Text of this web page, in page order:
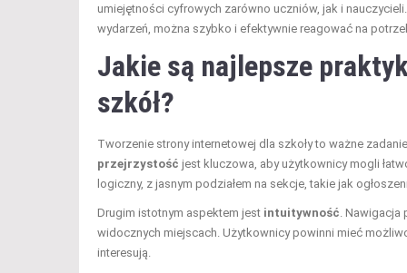
umiejętności cyfrowych zarówno uczniów, jak i
wydarzeń, można szybko i efektywnie reagować na
Jakie są najlepsze
szkół?
Tworzenie strony internetowej dla szkoły to ważne
przejrzystość jest kluczowa, aby użytkownicy mogli
logiczny, z jasnym podziałem na sekcje, takie jak
Drugim istotnym aspektem jest intuitywność .
widocznych miejscach. Użytkownicy powinni mieć
interesują.